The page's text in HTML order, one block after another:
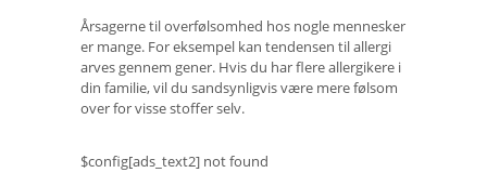
Årsagerne til overfølsomhed hos nogle mennesker
er mange. For eksempel kan tendensen til allergi
arves gennem gener. Hvis du har flere allergikere i
din familie, vil du sandsynligvis være mere følsom
over for visse stoffer selv.
$config[ads_text2] not found